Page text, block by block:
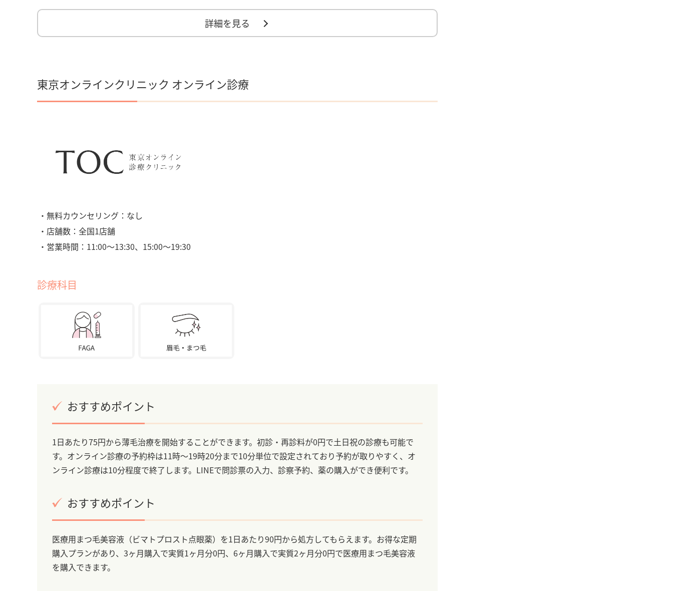
詳細を見る
東京オンラインクリニック オンライン診療
・無料カウンセリング：なし
・店舗数：全国1店舗
・営業時間：11:00〜13:30、15:00〜19:30
診療科目
おすすめポイント
1日あたり75円から薄毛治療を開始することができます。初診・再診料が0円で土日祝の診療も可能で
す。オンライン診療の予約枠は11時～19時20分まで10分単位で設定されており予約が取りやすく、オ
ンライン診療は10分程度で終了します。LINEで問診票の入力、診察予約、薬の購入ができ便利です。
おすすめポイント
医療用まつ毛美容液（ビマトプロスト点眼薬）を1日あたり90円から処方してもらえます。お得な定期
購入プランがあり、3ヶ月購入で実質1ヶ月分0円、6ヶ月購入で実質2ヶ月分0円で医療用まつ毛美容液
を購入できます。